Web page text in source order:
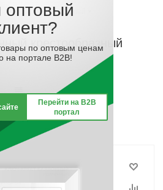
крестообразный
крестообразный
по оптовым ценам
на портале B2B!
Перейти на B2B
портал